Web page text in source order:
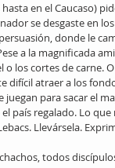
en el Caucaso)
se desgaste en
donde le
a la magnificada
o los cortes de carne.
difícil atraer a los
para sacar el
país regalado. Lo
Llevársela.
todos